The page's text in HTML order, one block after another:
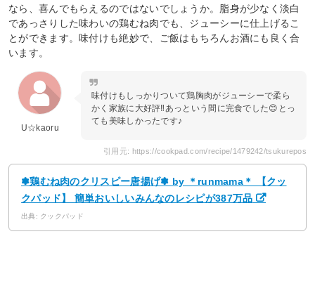
なら、喜んでもらえるのではないでしょうか。脂身が少なく淡白
であっさりした味わいの鶏むね肉でも、ジューシーに仕上げるこ
とができます。味付けも絶妙で、ご飯はもちろんお酒にも良く合
います。
U☆kaoru
味付けもしっかりついて鶏胸肉がジューシーで柔ら
かく家族に大好評‼︎あっという間に完食でした😊とっ
ても美味しかったです♪
引用元: https://cookpad.com/recipe/1479242/tsukurepos
✽鶏むね肉のクリスピー唐揚げ✽ by ＊runmama＊ 【クッ
クパッド】 簡単おいしいみんなのレシピが387万品
出典: クックパッド